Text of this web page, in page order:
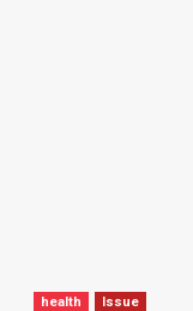
health Issue